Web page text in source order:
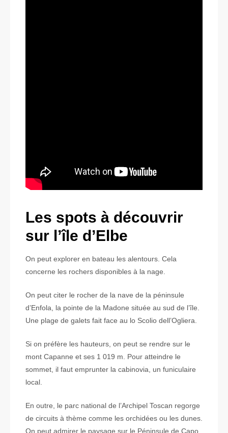
Les spots à découvrir
sur l’île d’Elbe
On peut explorer en bateau les alentours. Cela
concerne les rochers disponibles à la nage.
On peut citer le rocher de la nave de la péninsule
d’Enfola, la pointe de la Madone située au sud de l’île.
Une plage de galets fait face au lo Scolio dell’Ogliera.
Si on préfère les hauteurs, on peut se rendre sur le
mont Capanne et ses 1 019 m. Pour atteindre le
sommet, il faut emprunter la cabinovia, un funiculaire
local.
En outre, le parc national de l’Archipel Toscan regorge
de circuits à thème comme les orchidées ou les dunes.
On peut admirer le paysage sur le Péninsule de Capo